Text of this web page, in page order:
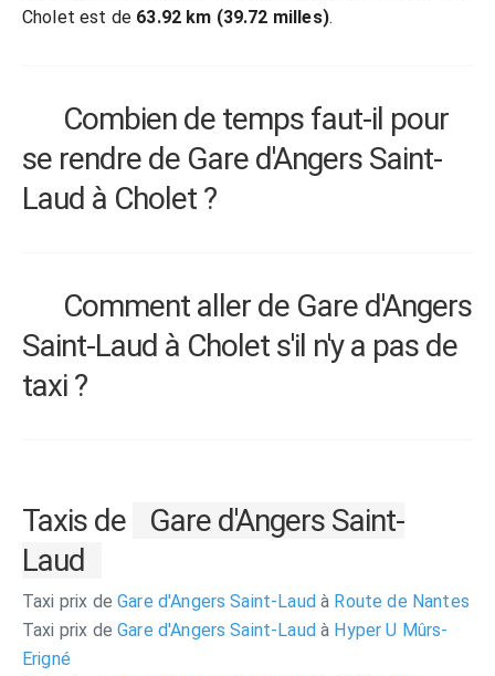
Cholet est de 63.92 km (39.72 milles).
Combien de temps faut-il pour
se rendre de Gare d'Angers Saint-
Laud à Cholet ?
Comment aller de Gare d'Angers
Saint-Laud à Cholet s'il n'y a pas de
taxi ?
Taxis de
Gare d'Angers Saint-
Laud
Taxi prix de Gare d'Angers Saint-Laudà Route de Nantes
Taxi prix de Gare d'Angers Saint-Laudà Hyper U Mûrs-
Erigné